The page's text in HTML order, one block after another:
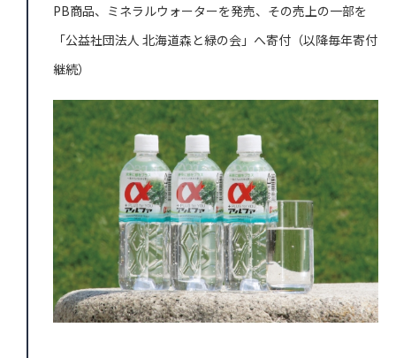
PB商品、ミネラルウォーターを発売、その売上の一部を
「公益社団法人 北海道森と緑の会」へ寄付（以降毎年寄付
継続）